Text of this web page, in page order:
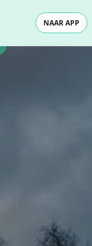
NAAR APP